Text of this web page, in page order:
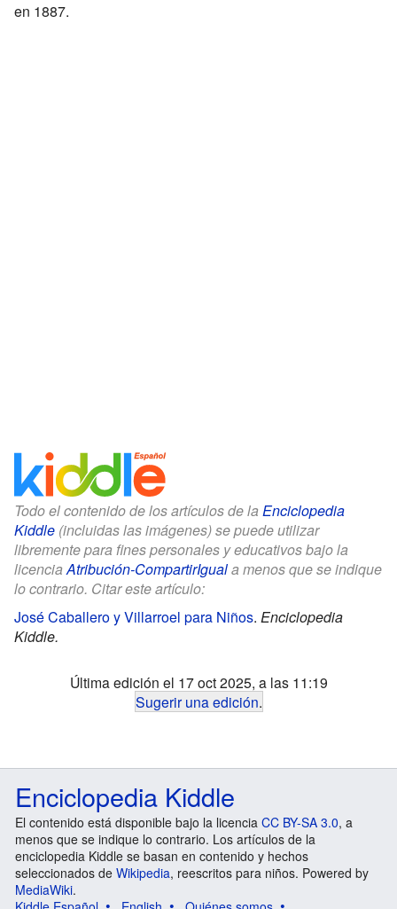
en 1887.
Todo el contenido de los artículos de la Enciclopedia
Kiddle (incluidas las imágenes) se puede utilizar
libremente para fines personales y educativos bajo la
licenciaAtribución-CompartirIguala menos que se indique
lo contrario. Citar este artículo:
José Caballero y Villarroel para Niños. Enciclopedia
Kiddle.
Última edición el 17 oct 2025, a las 11:19
Sugerir una edición.
Enciclopedia Kiddle
El contenido está disponible bajo la licencia CC BY-SA 3.0, a
menos que se indique lo contrario. Los artículos de la
enciclopedia Kiddle se basan en contenido y hechos
seleccionados de Wikipedia, reescritos para niños. Powered by
MediaWiki.